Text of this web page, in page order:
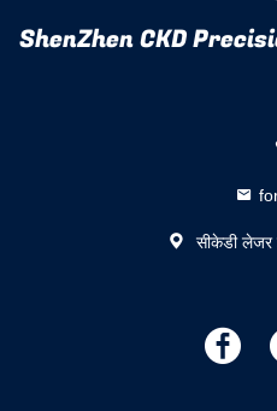
ShenZhen CKD
सीकेडी लेजर